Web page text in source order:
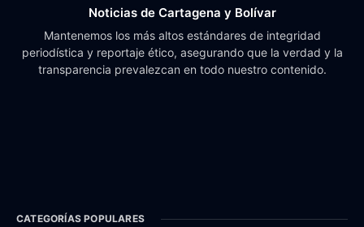
Noticias de Cartagena y Bolívar
Mantenemos los más altos estándares de integridad
periodística y reportaje ético, asegurando que la verdad y la
transparencia prevalezcan en todo nuestro contenido.
CATEGORÍAS POPULARES